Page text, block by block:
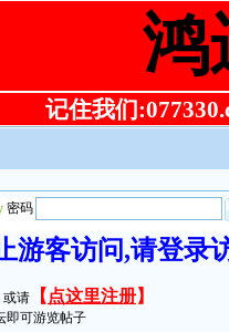
鸿
记住我们
游客访问,请登
或请 【 点这里注册】
即可游览帖子